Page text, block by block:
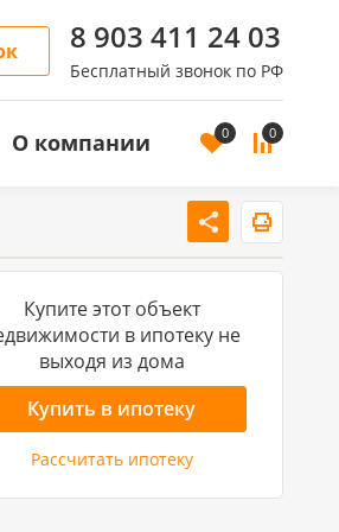
8 903 411 24 03
Бесплатный звонок по РФ
ЖИЛОЙ НЕДВИЖИМОСТИ
домов
О компании 0 0
Купите этот объект
в ипотеку не
выходя из дома
Купить в ипотеку
Рассчитать ипотеку